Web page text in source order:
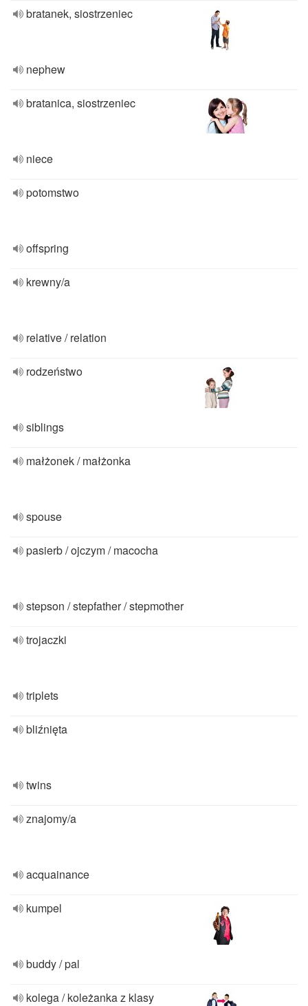
bratanek, siostrzeniec
nephew
bratanica, siostrzeniec
niece
potomstwo
offspring
krewny/a
relative / relation
rodzeństwo
siblings
małżonek / małżonka
spouse
pasierb / ojczym / macocha
stepson / stepfather / stepmother
trojaczki
triplets
bliźnięta
twins
znajomy/a
acquainance
kumpel
buddy / pal
kolega / koleżanka z klasy